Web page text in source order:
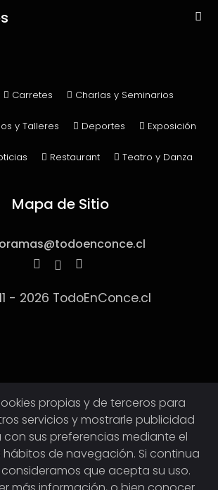
Carretes Charlas y Seminarios
y Talleres Deportes Exposición
Restaurant Teatro y Danza
Mapa de Sitio
- 2026 TodoEnConce.cl
propias y de terceros para
servicios y mostrarle publicidad
sus preferencias mediante el
hábitos de navegación. Si continua
que acepta su uso.